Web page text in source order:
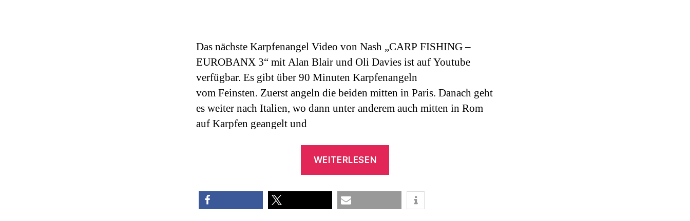
Das nächste Karpfenangel Video von Nash „CARP FISHING –
EUROBANX 3“ mit Alan Blair und Oli Davies ist auf Youtube
verfügbar. Es gibt über 90 Minuten Karpfenangeln
vom Feinsten. Zuerst angeln die beiden mitten in Paris. Danach geht
es weiter nach Italien, wo dann unter anderem auch mitten in Rom
auf Karpfen geangelt und
WEITERLESEN